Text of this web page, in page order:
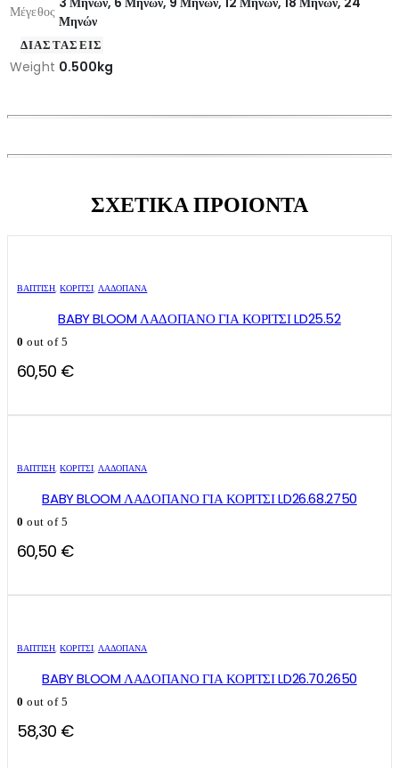
Μέγεθος
Μηνών
ΔΙΑΣΤΑΣΕΙΣ
Weight 0.500kg
ΣΧΕΤΙΚΑ ΠΡΟΙΟΝΤΑ
ΒΑΠΤΙΣΗ,ΚΟΡΊΤΣΙ, ΛΑΔΌΠΑΝΑ
BABY BLOOM ΛΑΔΟΠΑΝΟ ΓΙΑ ΚΟΡΙΤΣΙ LD25.52
0 out of 5
60,50 €
ΒΑΠΤΙΣΗ,ΚΟΡΊΤΣΙ, ΛΑΔΌΠΑΝΑ
BABY BLOOM ΛΑΔΟΠΑΝΟ ΓΙΑ ΚΟΡΙΤΣΙ LD26.68.2750
0 out of 5
60,50 €
ΒΑΠΤΙΣΗ,ΚΟΡΊΤΣΙ, ΛΑΔΌΠΑΝΑ
BABY BLOOM ΛΑΔΟΠΑΝΟ ΓΙΑ ΚΟΡΙΤΣΙ LD26.70.2650
0 out of 5
58,30 €